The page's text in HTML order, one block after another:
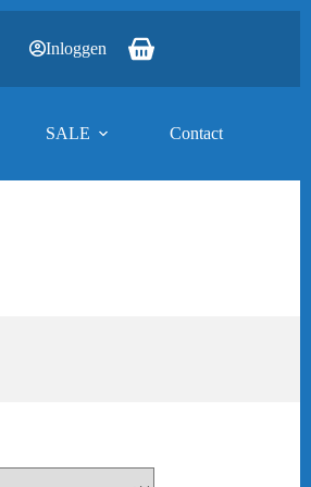
Inloggen Winkelwagen
SALE Contact